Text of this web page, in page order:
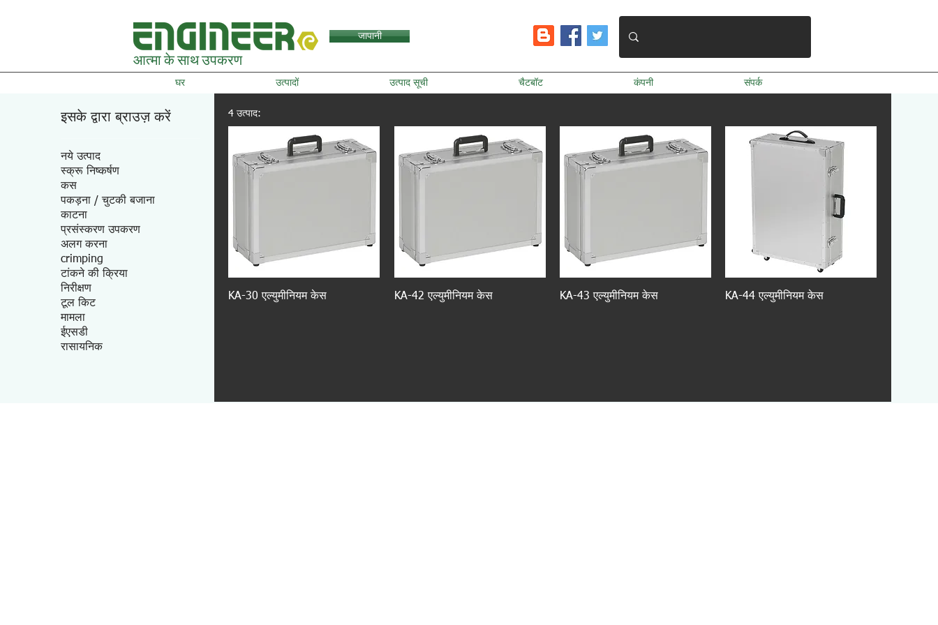
जापानी
आत्मा के साथ उपकरण
घर उत्पादों उत्पाद सूची चैटबॉट कंपनी संपर्क
इसके द्वारा ब्राउज़ करें
नये उत्पाद
स्क्रू निष्कर्षण
कस
पकड़ना / चुटकी बजाना
काटना
प्रसंस्करण उपकरण
अलग करना
crimping
टांकने की क्रिया
निरीक्षण
टूल किट
मामला
ईएसडी
रासायनिक
4 उत्पाद:
KA-30 एल्युमीनियम केस KA-42 एल्युमीनियम केस KA-43 एल्युमीनियम केस KA-44 एल्युमीनियम केस